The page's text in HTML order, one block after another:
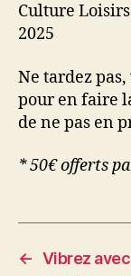
Culture Loisirs
2025
Ne tardez pas,
pour en faire
de ne pas en
* 50€ offerts
← Vibrez